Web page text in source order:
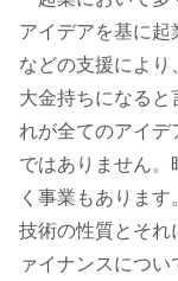
アイデアを基に
などの支援により
大金持ちになると
れが全てのアイデ
ではありません。
く事業もありま
技術の性質とそれ
ァイナンスについ